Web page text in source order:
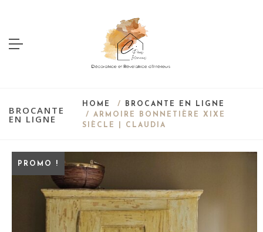
BROCANTE
EN LIGNE
HOME /
BROCANTE EN LIGNE
/ ARMOIRE BONNETIÈRE XIXE
SIÈCLE | CLAUDIA
PROMO !
Save